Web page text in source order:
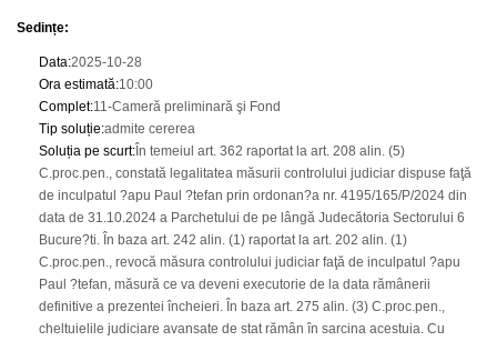
Sedințe:
Data:2025-10-28
Ora estimată:10:00
Complet:11-Cameră preliminară şi Fond
Tip soluție:admite cererea
Soluția pe scurt: În temeiul art. 362 raportat la art. 208 alin. (5)
C.proc.pen., constată legalitatea măsurii controlului judiciar dispuse faţă
de inculpatul ?apu Paul ?tefan prin ordonan?a nr. 4195/165/P/2024 din
data de 31.10.2024 a Parchetului de pe lângă Judecătoria Sectorului 6
Bucure?ti. În baza art. 242 alin. (1) raportat la art. 202 alin. (1)
C.proc.pen., revocă măsura controlului judiciar faţă de inculpatul ?apu
Paul ?tefan, măsură ce va deveni executorie de la data rămânerii
definitive a prezentei încheieri. În baza art. 275 alin. (3) C.proc.pen.,
cheltuielile judiciare avansate de stat rămân în sarcina acestuia. Cu